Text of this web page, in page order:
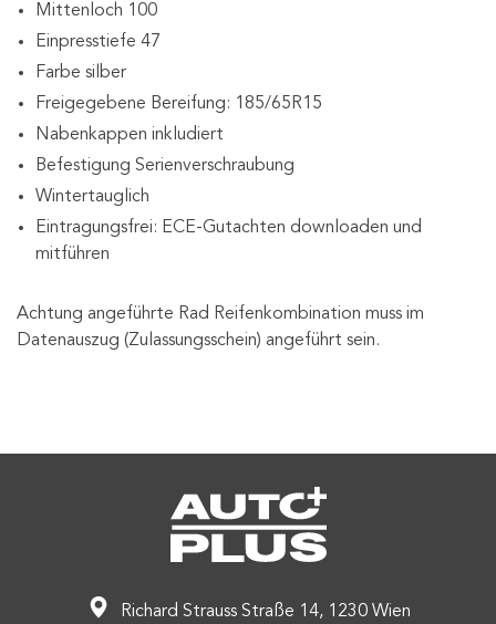
Mittenloch 100
Einpresstiefe 47
Farbe silber
Freigegebene Bereifung: 185/65R15
Nabenkappen inkludiert
Befestigung Serienverschraubung
Wintertauglich
Eintragungsfrei: ECE-Gutachten downloaden und
mitführen
Achtung angeführte Rad Reifenkombination muss im
Datenauszug (Zulassungsschein) angeführt sein.
Richard Strauss Straße 14, 1230 Wien